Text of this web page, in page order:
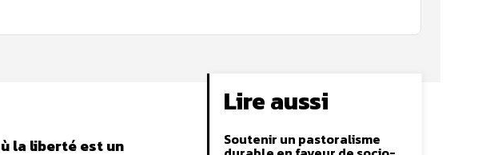
la liberté est un
Lire aussi
Soutenir un pastoralisme